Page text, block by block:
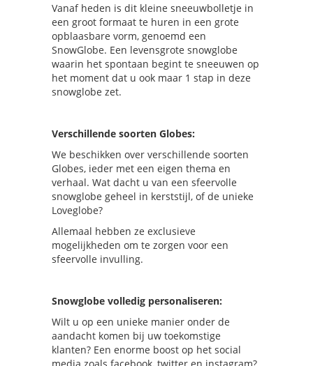
Vanaf heden is dit kleine sneeuwbolletje in
een groot formaat te huren in een grote
opblaasbare vorm, genoemd een
SnowGlobe. Een levensgrote snowglobe
waarin het spontaan begint te sneeuwen op
het moment dat u ook maar 1 stap in deze
snowglobe zet.
Verschillende soorten Globes:
We beschikken over verschillende soorten
Globes, ieder met een eigen thema en
verhaal. Wat dacht u van een sfeervolle
snowglobe geheel in kerststijl, of de unieke
Loveglobe?
Allemaal hebben ze exclusieve
mogelijkheden om te zorgen voor een
sfeervolle invulling.
Snowglobe volledig personaliseren:
Wilt u op een unieke manier onder de
aandacht komen bij uw toekomstige
klanten? Een enorme boost op het social
media zoals facebook, twitter en instagram?